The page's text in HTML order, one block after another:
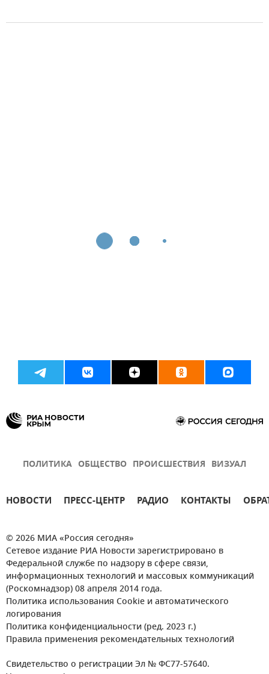
ПОЛИТИКА ОБЩЕСТВО ПРОИСШЕСТВИЯ ВИЗУАЛ
НОВОСТИ ПРЕСС-ЦЕНТР РАДИО КОНТАКТЫ
© 2026 МИА «Россия сегодня»
Сетевое издание РИА Новости зарегистрировано в
Федеральной службе по надзору в сфере связи,
информационных технологий и массовых коммуникаций
(Роскомнадзор) 08 апреля 2014 года.
Политика использования Cookie и автоматического
логирования
Политика конфиденциальности (ред. 2023 г.)
Правила применения рекомендательных технологий
Свидетельство о регистрации Эл № ФС77-57640.